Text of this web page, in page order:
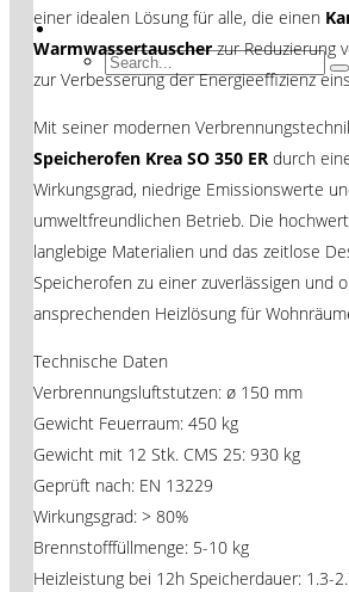
einer idealen Lösung für alle, die einen
Warmwassertauscherzur Reduzierung
zur Verbesserung der Energieeffizienz
Mit seiner modernen
Speicherofen Krea SO 350 ER durch
Wirkungsgrad, niedrige Emissionswerte
umweltfreundlichen Betrieb. Die
langlebige Materialien und das zeitlose
Speicherofen zu einer zuverlässigen und
ansprechenden Heizlösung für
Technische Daten
Verbrennungsluftstutzen: ø 150 mm
Gewicht Feuerraum: 450 kg
Gewicht mit 12 Stk. CMS 25: 930 kg
Geprüft nach: EN 13229
Wirkungsgrad: > 80%
Brennstofffüllmenge: 5-10 kg
Heizleistung bei 12h Speicherdauer: 1.3-